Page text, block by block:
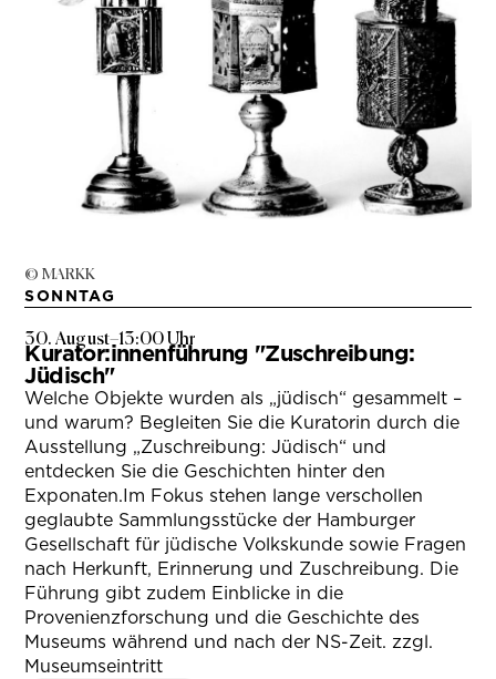
© MARKK
SONNTAG
30. August–13:00 Uhr
Kurator:innenführung "Zuschreibung:
Jüdisch"
Welche Objekte wurden als „jüdisch“ gesammelt –
und warum? Begleiten Sie die Kuratorin durch die
Ausstellung „Zuschreibung: Jüdisch“ und
entdecken Sie die Geschichten hinter den
Exponaten.Im Fokus stehen lange verschollen
geglaubte Sammlungsstücke der Hamburger
Gesellschaft für jüdische Volkskunde sowie Fragen
nach Herkunft, Erinnerung und Zuschreibung. Die
Führung gibt zudem Einblicke in die
Provenienzforschung und die Geschichte des
Museums während und nach der NS-Zeit. zzgl.
Museumseintritt